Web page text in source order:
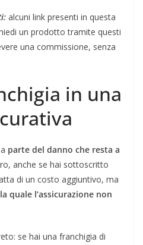
alcuni link presenti in questa
un prodotto tramite questi
una commissione, senza
in una
parte del danno che resta a
anche se hai sottoscritto
di un costo aggiuntivo, ma
quale l’assicurazione non
se hai una franchigia di